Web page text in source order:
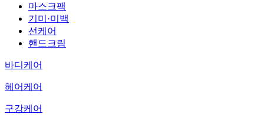
마스크팩
기미·미백
선케어
핸드크림
바디케어
헤어케어
구강케어